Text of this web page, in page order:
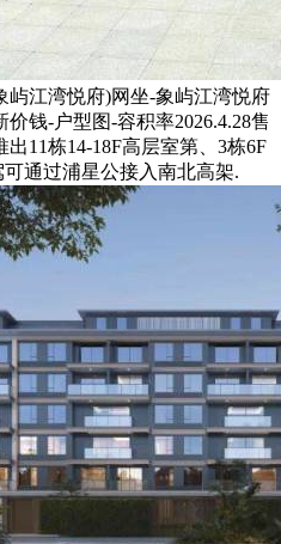
屿江湾悦府)网坐-象屿江湾悦府
钱-户型图-容积率2026.4.28售
11栋14-18F高层室第、3栋6F
通过浦星公接入南北高架.